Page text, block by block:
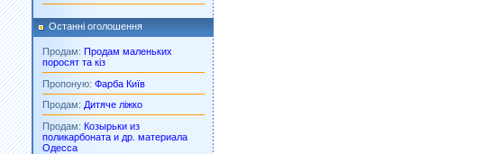
Останні оголошення
Продам: Продам маленьких
поросят та кіз
Пропоную: Фарба Київ
Продам: Дитяче ліжко
Продам: Козырьки из
поликарбоната и др. материала
Одесса